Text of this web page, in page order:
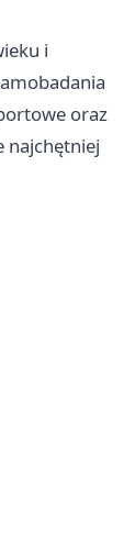
i
oraz
najchętniej